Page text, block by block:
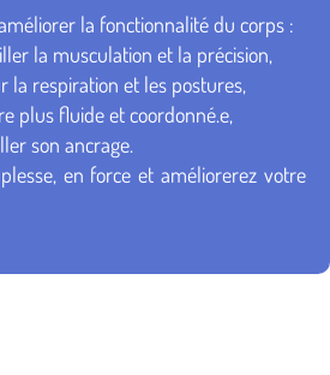
la fonctionnalité du corps :
la musculation et la précision,
la respiration et les postures,
plus fluide et coordonné.e,
son ancrage.
en force et améliorerez votre